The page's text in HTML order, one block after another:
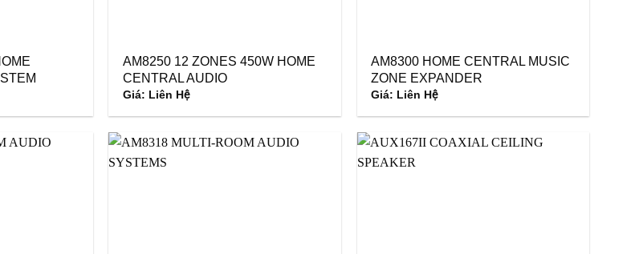
AM8250 12 ZONES 450W HOME
CENTRAL AUDIO
Giá: Liên Hệ
AM8300 HOME CENTRAL MUSIC
ZONE EXPANDER
Giá: Liên Hệ